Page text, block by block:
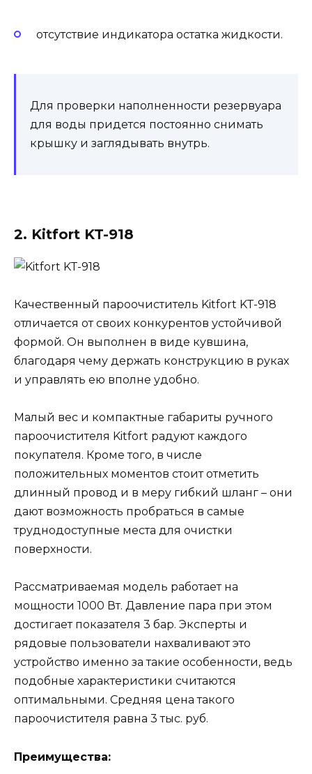
отсутствие индикатора остатка жидкости.
Для проверки наполненности резервуара
для воды придется постоянно снимать
крышку и заглядывать внутрь.
2. Kitfort KT-918
Качественный пароочиститель Kitfort KT-918
отличается от своих конкурентов устойчивой
формой. Он выполнен в виде кувшина,
благодаря чему держать конструкцию в руках
и управлять ею вполне удобно.
Малый вес и компактные габариты ручного
пароочистителя Kitfort радуют каждого
покупателя. Кроме того, в числе
положительных моментов стоит отметить
длинный провод и в меру гибкий шланг – они
дают возможность пробраться в самые
труднодоступные места для очистки
поверхности.
Рассматриваемая модель работает на
мощности 1000 Вт. Давление пара при этом
достигает показателя 3 бар. Эксперты и
рядовые пользователи нахваливают это
устройство именно за такие особенности, ведь
подобные характеристики считаются
оптимальными. Средняя цена такого
пароочистителя равна 3 тыс. руб.
Преимущества: